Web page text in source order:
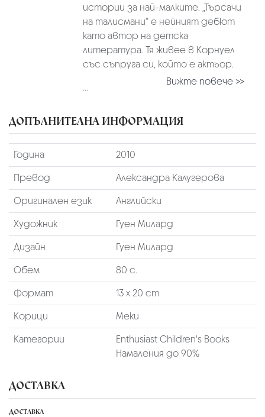
истории за най-малките. „Търсачи
на талисмани“ е нейният дебют
като автор на детска
литература. Тя живее в Корнуел
със съпруга си, който е актьор.
...
Вижте повече >>
ДОПЪЛНИТЕЛНА ИНФОРМАЦИЯ
Година
2010
Превод
Александра Калугерова
Оригинален език
Английски
Художник
Гуен Милард
Дизайн
Гуен Милард
Обем
80 с.
Формат
13 х 20 cm
Корици
Меки
Категории
Enthusiast Children's Books
Намаления до 90%
ДОСТАВКА
ДОСТАВКА